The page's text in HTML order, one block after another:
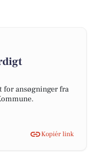
for ansøgninger fra
Kopiér link